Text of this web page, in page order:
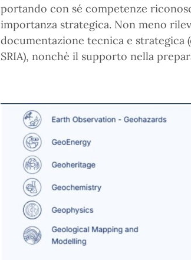
portando con sé competenze
importanza strategica. Non meno
documentazione tecnica e strategica
SRIA), nonchè il supporto nella